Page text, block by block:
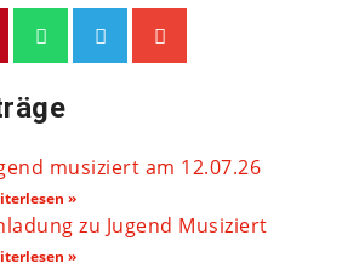
musiziert am 12.07.26
»
zu Jugend Musiziert
»